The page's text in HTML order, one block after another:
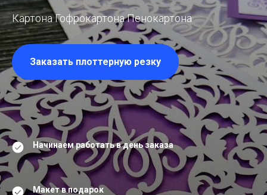
Картона Гофрокартона Пенокартона
Заказать плоттерную резку
Начинаем работать в день заказа
Макет в подарок